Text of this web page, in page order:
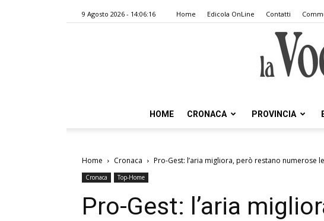
9 Agosto 2026 - 14:06:16 Home Edicola OnLine Contatti
HOME CRONACA PROVINCIA
Home Cronaca Pro-Gest: l’aria migliora, però restano numerose
Cronaca Top-Home
Pro-Gest: l’aria